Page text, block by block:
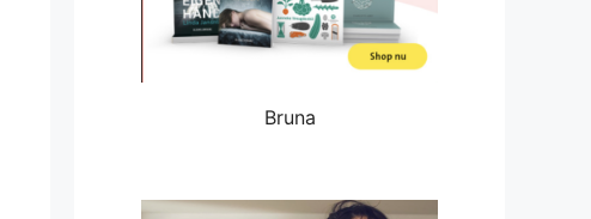
Bruna